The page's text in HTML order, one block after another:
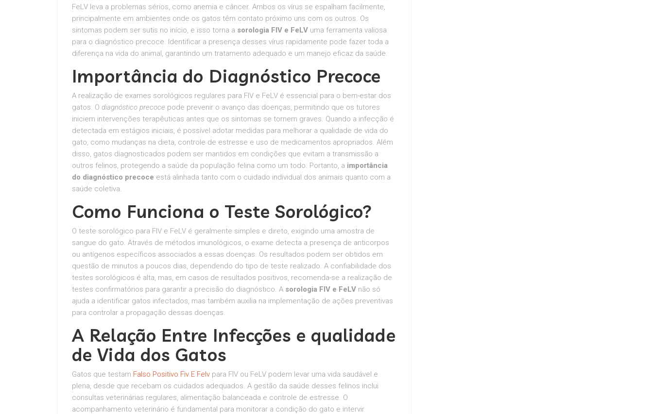
FeLV leva a problemas sérios, como anemia e câncer. Ambos os vírus se espalham facilmente,
principalmente em ambientes onde os gatos têm contato próximo uns com os outros. Os
sintomas podem ser sutis no início, e isso torna a sorologia FIV e FeLV uma ferramenta valiosa
para o diagnóstico precoce. Identificar a presença desses vírus rapidamente pode fazer toda a
diferença na vida do animal, garantindo um tratamento adequado e um manejo eficaz da saúde.
Importância do Diagnóstico Precoce
A realização de exames sorológicos regulares para FIV e FeLV é essencial para o bem-estar dos
gatos. O diagnóstico precoce pode prevenir o avanço das doenças, permitindo que os tutores
iniciem intervenções terapêuticas antes que os sintomas se tornem graves. Quando a infecção é
detectada em estágios iniciais, é possível adotar medidas para melhorar a qualidade de vida do
gato, como mudanças na dieta, controle de estresse e uso de medicamentos apropriados. Além
disso, gatos diagnosticados podem ser mantidos em condições que evitam a transmissão a
outros felinos, protegendo a saúde da população felina como um todo. Portanto, a importância
do diagnóstico precoce está alinhada tanto com o cuidado individual dos animais quanto com a
saúde coletiva.
Como Funciona o Teste Sorológico?
O teste sorológico para FIV e FeLV é geralmente simples e direto, exigindo uma amostra de
sangue do gato. Através de métodos imunológicos, o exame detecta a presença de anticorpos
ou antígenos específicos associados a essas doenças. Os resultados podem ser obtidos em
questão de minutos a poucos dias, dependendo do tipo de teste realizado. A confiabilidade dos
testes sorológicos é alta, mas, em casos de resultados positivos, recomenda-se a realização de
testes confirmatórios para garantir a precisão do diagnóstico. A sorologia FIV e FeLV não só
ajuda a identificar gatos infectados, mas também auxilia na implementação de ações preventivas
para controlar a propagação dessas doenças.
A Relação Entre Infecções e qualidade
de Vida dos Gatos
Gatos que testam Falso Positivo Fiv E Felv para FIV ou FeLV podem levar uma vida saudável e
plena, desde que recebam os cuidados adequados. A gestão da saúde desses felinos inclui
consultas veterinárias regulares, alimentação balanceada e controle de estresse. O
acompanhamento veterinário é fundamental para monitorar a condição do gato e intervir